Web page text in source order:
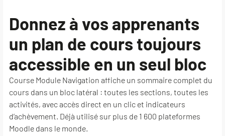
Donnez à vos apprenants
un plan de cours toujours
accessible en un seul bloc
Course Module Navigation affiche un sommaire complet du
cours dans un bloc latéral : toutes les sections, toutes les
activités, avec accès direct en un clic et indicateurs
d’achèvement. Déjà utilisé sur plus de 1 600 plateformes
Moodle dans le monde.